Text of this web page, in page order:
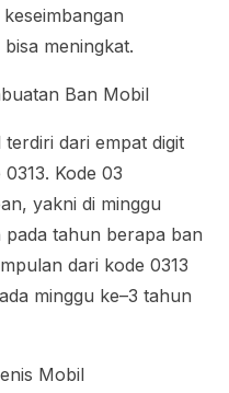
meningkat.
Ban Mobil
dari empat digit
Kode 03
yakni di minggu
pada tahun berapa ban
dari kode 0313
minggu ke–3 tahun
Mobil